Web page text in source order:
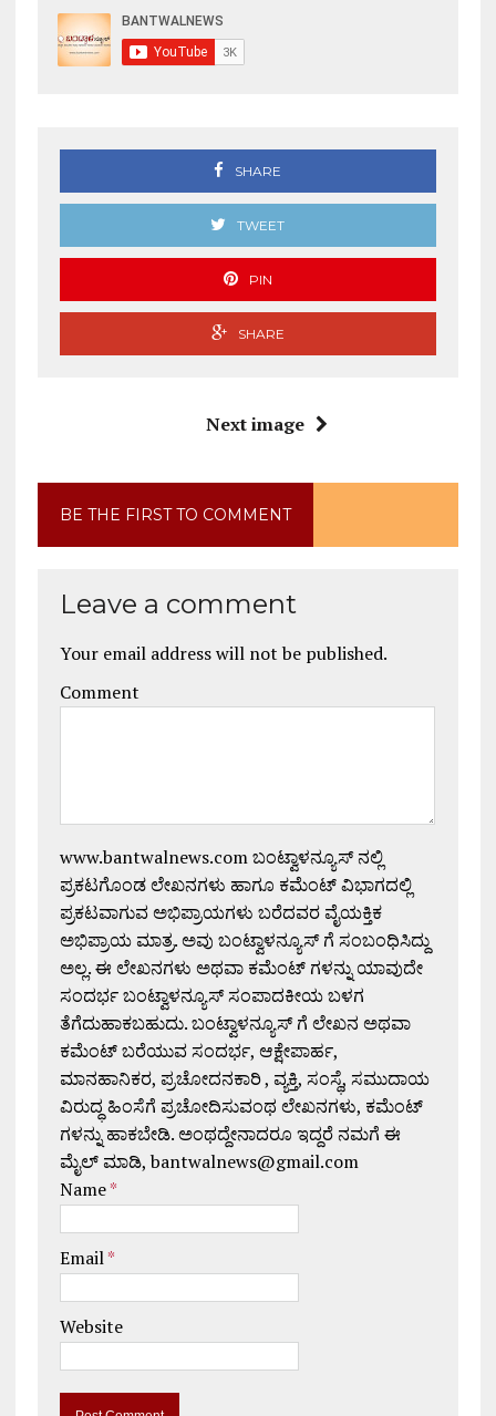
SHARE
TWEET
PIN
SHARE
Next image
BE THE FIRST TO COMMENT
Leave a comment
Your email address will not be published.
Comment
www.bantwalnews.com ಬಂಟ್ವಾಳನ್ಯೂಸ್ ನಲ್ಲಿ
ಪ್ರಕಟಗೊಂಡ ಲೇಖನಗಳು ಹಾಗೂ ಕಮೆಂಟ್ ವಿಭಾಗದಲ್ಲಿ
ಪ್ರಕಟವಾಗುವ ಅಭಿಪ್ರಾಯಗಳು ಬರೆದವರ ವೈಯಕ್ತಿಕ
ಅಭಿಪ್ರಾಯ ಮಾತ್ರ. ಅವು ಬಂಟ್ವಾಳನ್ಯೂಸ್ ಗೆ ಸಂಬಂಧಿಸಿದ್ದು
ಅಲ್ಲ. ಈ ಲೇಖನಗಳು ಅಥವಾ ಕಮೆಂಟ್ ಗಳನ್ನು ಯಾವುದೇ
ಸಂದರ್ಭ ಬಂಟ್ವಾಳನ್ಯೂಸ್ ಸಂಪಾದಕೀಯ ಬಳಗ
ತೆಗೆದುಹಾಕಬಹುದು. ಬಂಟ್ವಾಳನ್ಯೂಸ್ ಗೆ ಲೇಖನ ಅಥವಾ
ಕಮೆಂಟ್ ಬರೆಯುವ ಸಂದರ್ಭ, ಆಕ್ಷೇಪಾರ್ಹ,
ಮಾನಹಾನಿಕರ, ಪ್ರಚೋದನಕಾರಿ , ವ್ಯಕ್ತಿ, ಸಂಸ್ಥೆ, ಸಮುದಾಯ
ವಿರುದ್ಧ ಹಿಂಸೆಗೆ ಪ್ರಚೋದಿಸುವಂಥ ಲೇಖನಗಳು, ಕಮೆಂಟ್
ಗಳನ್ನು ಹಾಕಬೇಡಿ. ಅಂಥದ್ದೇನಾದರೂ ಇದ್ದರೆ ನಮಗೆ ಈ
ಮೈಲ್ ಮಾಡಿ, bantwalnews@gmail.com
Name*
Email*
Website